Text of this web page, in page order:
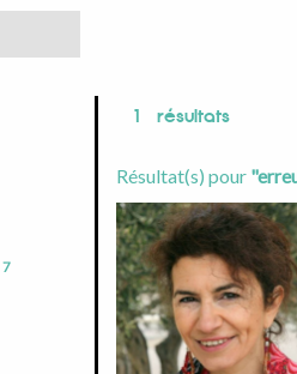
7
1 résultats
Résultat(s) pour